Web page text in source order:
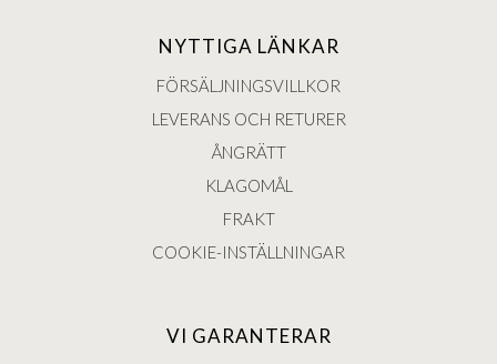
NYTTIGA LÄNKAR
FÖRSÄLJNINGSVILLKOR
LEVERANS OCH RETURER
ÅNGRÄTT
KLAGOMÅL
FRAKT
COOKIE-INSTÄLLNINGAR
VI GARANTERAR